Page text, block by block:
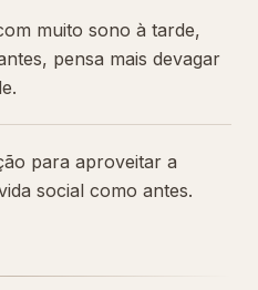
muito sono à tarde,
pensa mais devagar
para aproveitar a
social como antes.